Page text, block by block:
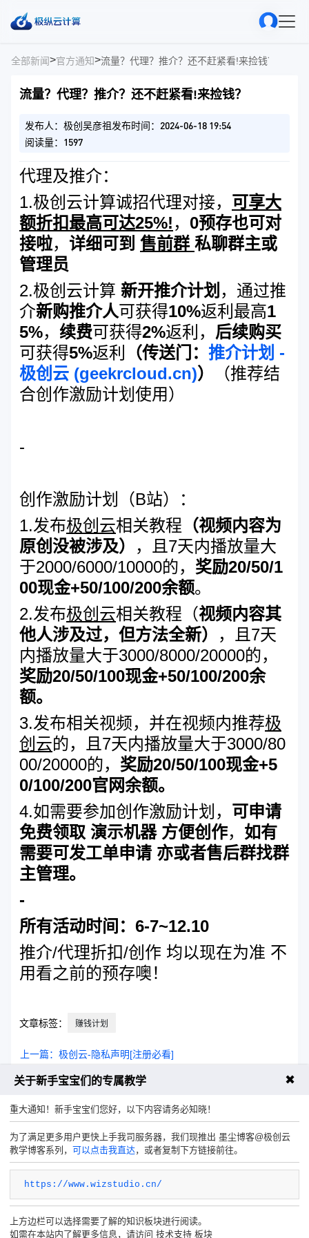
全部新闻>官方通知>流量？代理？推介？还不赶紧看!来捡钱？
流量？代理？推介？还不赶紧看!来捡钱？
发布人：极创吴彦祖发布时间：2024-06-18 19:54
阅读量：1597
代理及推介：
1.极创云计算诚招代理对接， 可享大
额折扣最高可达25%! ， 0预存也可对
接啦， 详细可到 售前群 私聊群主或
管理员
2.极创云计算 新开推介计划 ，通过推
介新购推介人可获得10%返利最高1
5%， 续费可获得2%返利， 后续购买
可获得5%返利 （传送门： 推介计划 -
极创云 (geekrcloud.cn)）
（推荐结
合创作激励计划使用）
-
创作激励计划（B站）：
1.发布极创云相关教程 （视频内容为
原创没被涉及）
，且7天内播放量大
于2000/6000/10000的， 奖励20/50/1
00现金+50/100/200余额。
2.发布极创云相关教程（视频内容其
他人涉及过，但方法全新）
，且7天
内播放量大于3000/8000/20000的，
奖励20/50/100现金+50/100/200余
额。
3.发布相关视频，并在视频内推荐极
创云的，且7天内播放量大于3000/80
00/20000的， 奖励20/50/100现金+5
0/100/200官网余额。
4.如需要参加创作激励计划， 可申请
免费领取 演示机器 方便创作， 如有
需要可发工单申请 亦或者售后群找群
主管理。
-
所有活动时间：6-7~12.10
推介/代理折扣/创作 均以现在为准 不
用看之前的预存噢！
文章标签： 赚钱计划
上一篇：极创云-隐私声明[注册必看]
下一篇：数据盘挂载
关于新手宝宝们的专属教学 ✖
重大通知！新手宝宝们您好，以下内容请务必知晓！
为了满足更多用户更快上手我司服务器，我们现推出 墨尘博客@极创云
教学博客系列， 可以点击我直达，或者复制下方链接前往。
https://www.wizstudio.cn/
上方边栏可以选择需要了解的知识板块进行阅读。
如需在本站内了解更多信息，请访问 技术支持 板块